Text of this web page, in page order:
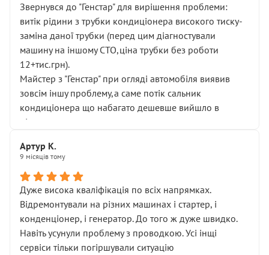
Звернувся до "Генстар" для вирішення проблеми:
витік рідини з трубки кондиціонера високого тиску-
заміна даної трубки (перед цим діагностували
машину на іншому СТО,ціна трубки без роботи
12+тис.грн).
Майстер з "Генстар" при огляді автомобіля виявив
зовсім іншу проблему,а саме потік сальник
кондиціонера що набагато дешевше вийшло в
підсумку.
Артур К.
9 місяців тому
Дуже висока кваліфікація по всіх напрямках.
Відремонтували на різних машинах і стартер, і
конденціонер, і генератор. До того ж дуже швидко.
Навіть усунули проблему з проводкою. Усі інщі
сервіси тільки погіршували ситуацію